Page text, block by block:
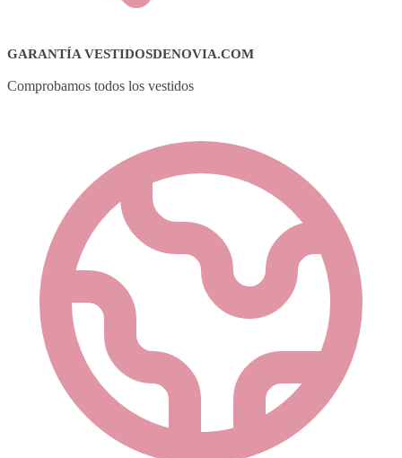
GARANTÍA VESTIDOSDENOVIA.COM
Comprobamos todos los vestidos